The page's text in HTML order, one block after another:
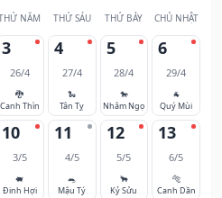
NĂM THỨ SÁU THỨ BẢY CHỦ NHẬT
3
26/4
🐉
Canh Thìn
4
27/4
🐍
Tân Tỵ
5
28/4
🐎
Nhâm Ngọ
6
29/4
🐐
Quý Mùi
10
3/5
🐖
Đinh Hợi
11
4/5
🐀
Mậu Tý
12
5/5
🐂
Kỷ Sửu
13
6/5
🐅
Canh Dần